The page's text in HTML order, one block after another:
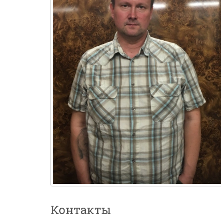
Контакты